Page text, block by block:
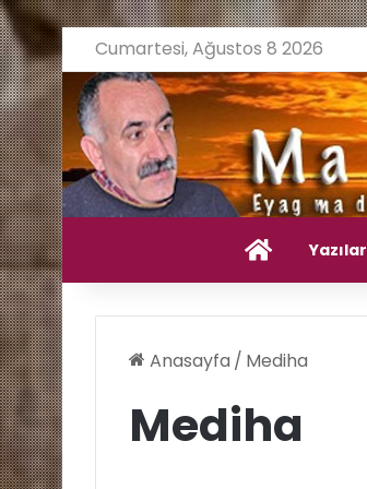
Cumartesi, Ağustos 8 2026
Ana Sayfa
Yazılar
Anasayfa / Mediha
Mediha